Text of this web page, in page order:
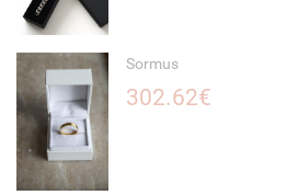
Sormus
302.62€